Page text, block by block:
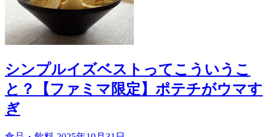
シンプルイズベストってこういうこ
と？【ファミマ限定】ポテチがウマす
ぎ